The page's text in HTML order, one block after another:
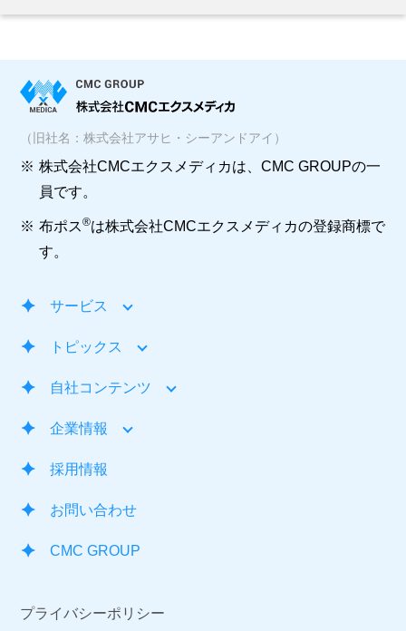
（旧社名：株式会社アサヒ・シーアンドアイ）
※ 株式会社CMCエクスメディカは、CMC GROUPの一
員です。
※ 布ポス®は株式会社CMCエクスメディカの登録商標で
す。
サービス
トピックス
自社コンテンツ
企業情報
採用情報
お問い合わせ
CMC GROUP
プライバシーポリシー